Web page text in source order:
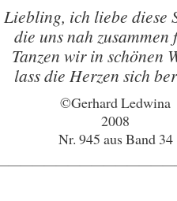
Liebling, ich liebe diese
die uns nah zusammen
Tanzen wir in schönen
lass die Herzen sich
©Gerhard Ledwina
2008
Nr. 945 aus Band 34